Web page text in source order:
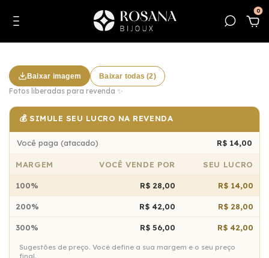
0
Baixar imagem Baixar todas (2)
Fotos liberadas para revenda ✨
💰 SIMULE SEU LUCRO NA REVENDA
Você paga (atacado) R$ 14,00
MARGEM VOCÊ VENDE POR SEU LUCRO
100% R$ 28,00 R$ 14,00
200% R$ 42,00 R$ 28,00
300% R$ 56,00 R$ 42,00
Sugestões de preço. Você define a sua margem e o seu preço
final.